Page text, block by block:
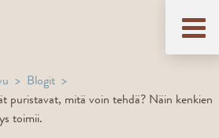
Blogit
puristavat, mitä voin tehdä? Näin kenkien
toimii.